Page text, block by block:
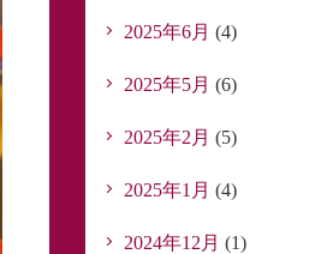
2025年6月 (4)
2025年5月 (6)
2025年2月 (5)
2025年1月 (4)
2024年12月 (1)